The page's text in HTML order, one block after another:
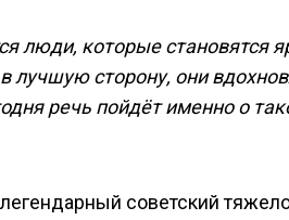
люди, которые становятся
сторону, они
речь пойдёт именно о
советский